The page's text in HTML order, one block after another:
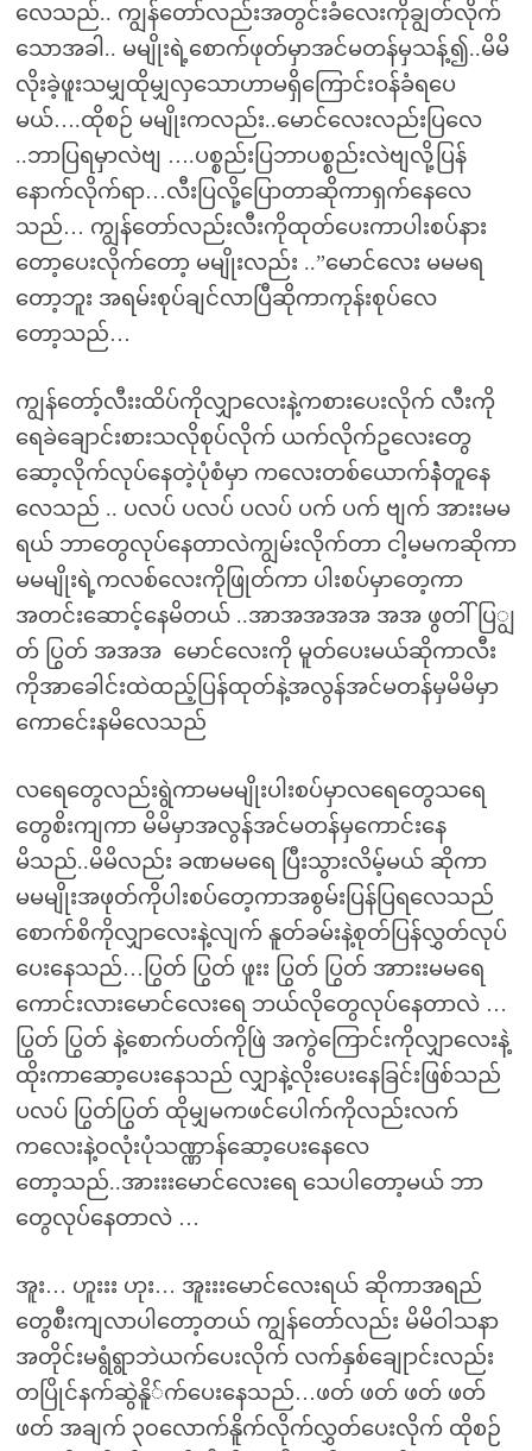
လေသည်.. ကျွန်တော်လည်းအတွင်းခံလေးကိုချွတ်လိုက်
သောအခါ.. မမျိုးရဲ့စောက်ဖုတ်မှာအင်မတန်မှသန့်၍..မိမိ
လိုးခဲ့ဖူးသမျှထိုမျှလှသောဟာမရှိကြောင်းဝန်ခံရပေ
မယ်….ထိုစဉ် မမျိုးကလည်း..မောင်လေးလည်းပြလေ
..ဘာပြရမှာလဲဗျ ….ပစ္စည်းပြဘာပစ္စည်းလဲဗျလို့ပြန်
နောက်လိုက်ရာ…လီးပြလို့ပြောတာဆိုကာရှက်နေလေ
သည်… ကျွန်တော်လည်းလီးကိုထုတ်ပေးကာပါးစပ်နား
တော့ပေးလိုက်တော့ မမျိုးလည်း ..”မောင်လေး မမမရ
တော့ဘူး အရမ်းစုပ်ချင်လာပြီဆိုကာကုန်းစုပ်လေ
တော့သည်…
ကျွန်တော့်လီးးထိပ်ကိုလျှာလေးနဲ့ကစားပေးလိုက် လီးကို
ရေခဲချောင်းစားသလိုစုပ်လိုက် ယက်လိုက်ဥလေးတွေ
ဆော့လိုက်လုပ်နေတဲ့ပုံစံမှာ ကလေးတစ်ယောက်နဲံတူနေ
လေသည် .. ပလပ် ပလပ် ပလပ် ပက် ပက် ဗျက် အားးမမ
ရယ် ဘာတွေလုပ်နေတာလဲကျွမ်းလိုက်တာ ငါ့မမကဆိုကာ
မမမျိုးရဲ့ကလစ်လေးကိုဖြုတ်ကာ ပါးစပ်မှာတေ့ကာ
အတင်းဆောင့်နေမိတယ် ..အာအအအအ အအ ဖွတါ် ပြျွ
တ် ပြွတ် အအအ မောင်လေးကို မူတ်ပေးမယ်ဆိုကာလီး
ကိုအာခေါင်းထဲထည့်ပြန်ထုတ်နဲ့အလွန်အင်မတန်မှမိမိမှာ
ကောင်ေးနမိလေသည်
လရေတွေလည်းရွဲကာမမမျိုးပါးစပ်မှာလရေတွေသရေ
တွေစိးကျကာ မိမိမှာအလွန်အင်မတန်မှကောင်းနေ
မိသည်..မိမိလည်း ခဏမမရေ ပြီးသွားလိမ့်မယ် ဆိုကာ
မမမျိုးအဖုတ်ကိုပါးစပ်တေ့ကာအစွမ်းပြန်ပြရလေသည်
စောက်စိကိုလျှာလေးနဲ့လျက် နူတ်ခမ်းနဲ့စုတ်ပြန်လွှတ်လုပ်
ပေးနေသည်…ပြွတ် ပြွတ် ဖူးး ပြွတ် ပြွတ် အာားးမမရေ
ကောင်းလားမောင်လေးရေ ဘယ်လိုတွေလုပ်နေတာလဲ …
ပြွတ် ပြွတ် နဲ့စောက်ပတ်ကိုဖြဲ အကွဲကြောင်းကိုလျှာလေးနဲ့
ထိုးကာဆော့ပေးနေသည် လျှာနဲ့လိုးပေးနေခြင်းဖြစ်သည်
ပလပ် ပြွတ်ပြွတ် ထိုမျှမကဖင်ပေါက်ကိုလည်းလက်
ကလေးနဲ့ဝလုံးပုံသဏ္ဏာန်ဆော့ပေးနေလေ
တော့သည်..အားးးမောင်လေးရေ သေပါတော့မယ် ဘာ
တွေလုပ်နေတာလဲ …
အူး… ဟူးးး ဟုး… အူးးးမောင်လေးရယ် ဆိုကာအရည်
တွေစီးကျလာပါတော့တယ် ကျွန်တော်လည်း မိမိဝါသနာ
အတိုင်းမရွံရွာဘဲယက်ပေးလိုက် လက်နှစ်ချေုာင်းလည်း
တပြိုင်နက်ဆွဲနိူ်က်ပေးနေသည်…ဖတ် ဖတ် ဖတ် ဖတ်
ဖတ် အချက် ၃၀လောက်နိူက်လိုက်လွှတ်ပေးလိုက် ထိုစဉ်